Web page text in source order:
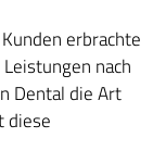
erbrachte
nach
Dental die Art
diese